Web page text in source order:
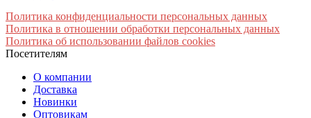
Политика конфиденциальности персональных данных
Политика в отношении обработки персональных данных
Политика об использовании файлов cookies
Посетителям
О компании
Доставка
Новинки
Оптовикам